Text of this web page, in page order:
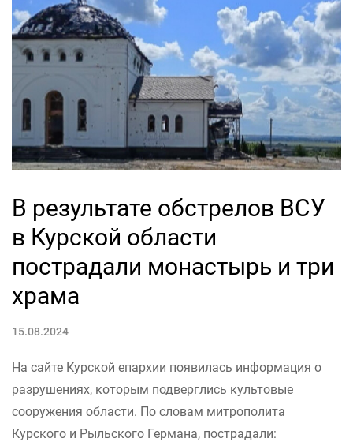
В результате обстрелов ВСУ
в Курской области
пострадали монастырь и три
храма
15.08.2024
На сайте Курской епархии появилась информация о
разрушениях, которым подверглись культовые
сооружения области. По словам митрополита
Курского и Рыльского Германа, пострадали: